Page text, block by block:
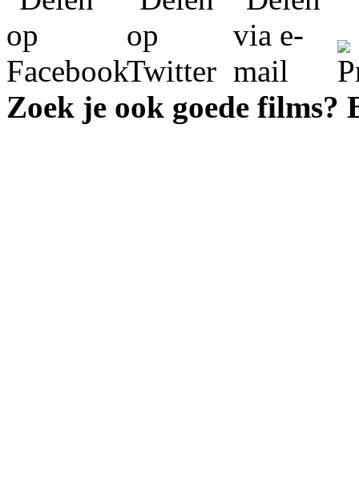
Zoek je ook goede films?